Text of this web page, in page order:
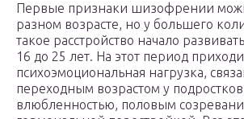
Первые признаки шизофрении
разном возрасте, но у большего
такое расстройство начало
16 до 25 лет. На этот период
психоэмоциональная нагрузка,
переходным возрастом у
влюбленностью, половым